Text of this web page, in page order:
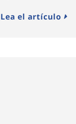
Lea el artículo